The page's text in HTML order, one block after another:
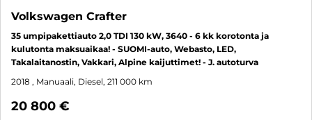
Volkswagen Crafter
35 umpipakettiauto 2,0 TDI 130 kW, 3640 - 6 kk korotonta ja
kulutonta maksuaikaa! - SUOMI-auto, Webasto, LED,
Takalaitanostin, Vakkari, Alpine kaijuttimet! - J. autoturva
2018 , Manuaali, Diesel, 211 000 km
20 800 €